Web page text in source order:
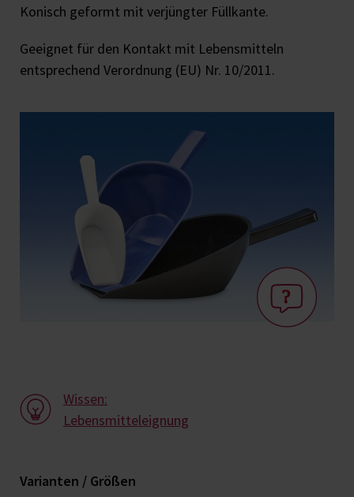
Konisch geformt mit verjüngter Füllkante.
Geeignet für den Kontakt mit Lebensmitteln
entsprechend Verordnung (EU) Nr. 10/2011.
Wissen:
Lebensmitteleignung
Varianten / Größen